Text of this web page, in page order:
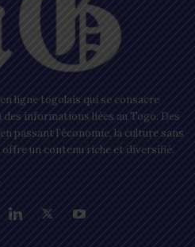
ligne togolais qui se consacre
informations liées au Togo. Des
passant l’économie, la culture sans
un contenu riche et diversifié.